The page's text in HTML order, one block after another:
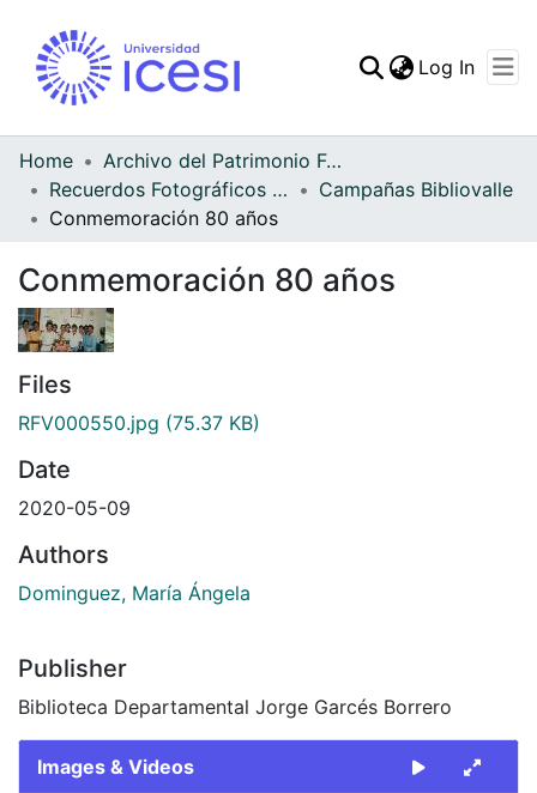
Statistics
Log In
Home
Archivo del Patrimonio Fotográfico y Fílmico del Valle del Cauca
Recuerdos Fotográficos Vallecaucanos
Campañas Bibliovalle
Conmemoración 80 años
Conmemoración 80 años
Files
RFV000550.jpg (75.37 KB)
Date
2020-05-09
Authors
Dominguez, María Ángela
Publisher
Biblioteca Departamental Jorge Garcés Borrero
Images & Videos